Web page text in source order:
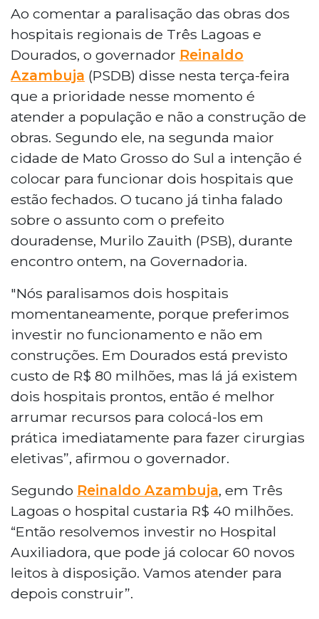
Ao comentar a paralisação das obras dos
hospitais regionais de Três Lagoas e
Dourados, o governador Reinaldo
Azambuja (PSDB) disse nesta terça-feira
que a prioridade nesse momento é
atender a população e não a construção de
obras. Segundo ele, na segunda maior
cidade de Mato Grosso do Sul a intenção é
colocar para funcionar dois hospitais que
estão fechados. O tucano já tinha falado
sobre o assunto com o prefeito
douradense, Murilo Zauith (PSB), durante
encontro ontem, na Governadoria.
"Nós paralisamos dois hospitais
momentaneamente, porque preferimos
investir no funcionamento e não em
construções. Em Dourados está previsto
custo de R$ 80 milhões, mas lá já existem
dois hospitais prontos, então é melhor
arrumar recursos para colocá-los em
prática imediatamente para fazer cirurgias
eletivas”, afirmou o governador.
Segundo Reinaldo Azambuja, em Três
Lagoas o hospital custaria R$ 40 milhões.
“Então resolvemos investir no Hospital
Auxiliadora, que pode já colocar 60 novos
leitos à disposição. Vamos atender para
depois construir”.